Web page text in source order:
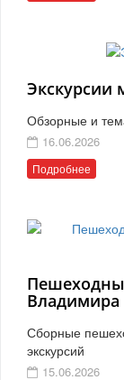
Экскурсии
Обзорные и
16.06.2026
Подробнее
Владимира
Сборные
экскурсий
15.06.2026